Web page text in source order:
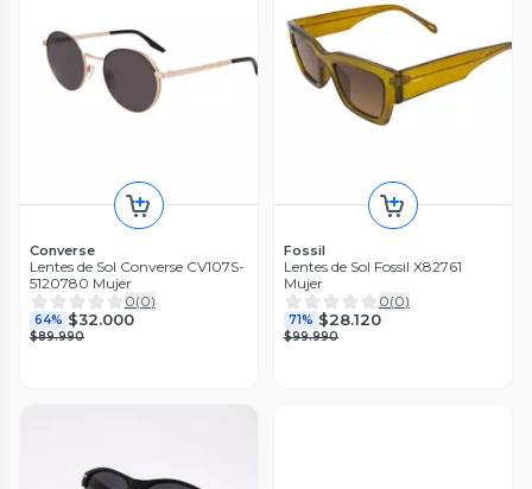
Converse
Lentes de Sol Converse CV107S-
5120780 Mujer
0(0)
64% $32.000
$89.990
Fossil
Lentes de Sol Fossil X82761
Mujer
0(0)
71% $28.120
$99.990